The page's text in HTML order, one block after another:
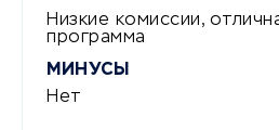
Низкие комиссии,
программа
МИНУСЫ
Нет